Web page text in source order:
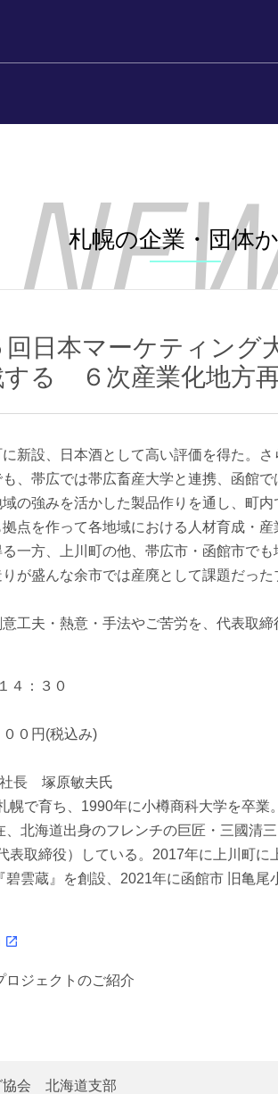
札幌の企業・団体
回日本マーケティン
る ６次産業化地方再
新設、日本酒として高い評価を得た。
、帯広では帯広畜産大学と連携、函館
の強みを活かした製品作りを通し、町
点を作って各地域における人材育成・
一方、上川町の他、帯広市・函館市で
が盛んな余市では産廃として課題だっ
工夫・熱意・手法やご苦労を、代表取
４：３０
０円(税込み)
社長 塚原敏夫氏
幌で育ち、1990年に小樽商科大学を卒
北海道出身のフレンチの巨匠・三國清
表取締役）している。2017年に上川町
雲蔵』を創設、2021年に函館市 旧亀尾
ロジェクトのご紹介
協会 北海道支部